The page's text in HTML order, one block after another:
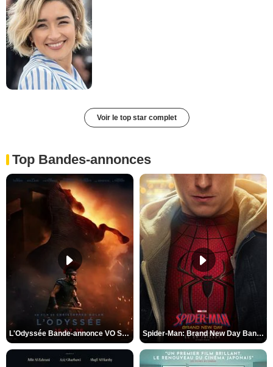
Voir le top star complet
Top Bandes-annonces
L'Odyssée Bande-annonce VO STFR Spider-Man: Brand New Day Bande-annonce VO STFR